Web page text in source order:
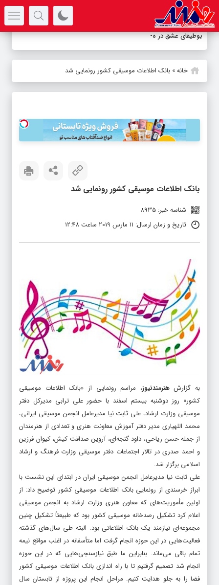
بوطیقای عشق در هزاره معاصر
خانه» بانک اطلاعات موسیقی کشور رونمایی شد
بانک اطلاعات موسیقی کشور رونمایی شد
شناسه خبر: 8935
تاریخ و زمان ارسال: 11 مارس 2019 ساعت 12:48
به گزارشهنرمندنیوز، مراسم رونمایی از «بانک اطلاعات موسیقی
کشور» روز دوشنبه بیستم اسفند با حضور علی ترابی مدیرکل دفتر
موسیقی وزارت ارشاد، علی ثابت نیا مدیرعامل انجمن موسیقی ایرانی،
محمد اللهیاری مدیر دفتر آموزش معاونت هنری و تعدادی از هنرمندان
از جمله حسن ریاحی، داود گنجه‌ای، آروین صداقت کیش، کیوان فرزین
و احمد صدری در تالار اجتماعات دفتر موسیقی وزارت فرهنگ و ارشاد
اسلامی برگزار شد.
علی ثابت نیا مدیرعامل انجمن موسیقی ایران در ابتدای این نشست با
ابراز خرسندی از رونمایی بانک اطلاعات موسیقی کشور توضیح داد: از
اولین مأموریت‌های که معاون هنری وزارت ارشاد به انجمن موسیقی
اعلام کرد تشکیل رصدخانه موسیقی کشور بود که طبیعتاً تشکیل چنین
مجموعه‌ای نیازمند یک بانک اطلاعاتی بود. البته طی سال‌های گذشته
فعالیت‌هایی در این حوزه انجام گرفت اما متأسفانه در اغلب مواقع نیمه
تمام باقی می‌ماند. بنابراین ما طبق نیازسنجی‌هایی که در این حوزه
انجام شد تصمیم گرفتیم تا با راه اندازی بانک اطلاعات موسیقی کشور
فضا را به جلو هدایت کنیم. مراحل انجام این پروژه از تابستان سال